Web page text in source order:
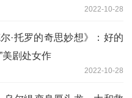
2022-10-28
尔·托罗的奇思妙想》：好的
美剧处女作
2022-10-28